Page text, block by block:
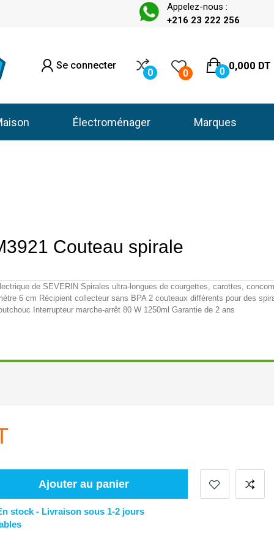
Appelez-nous :
+216 23 222 256
Se connecter
0 0
0,000 DT
0
Électroménager Marques
Couteau spirale
de SEVERIN Spirales ultra-longues de courgettes, carottes,
6 cm Récipient collecteur sans BPA 2 couteaux différents pour des
Interrupteur marche-arrêt 80 W 1250ml Garantie de 2 ans
Ajouter au panier
stock - Livraison sous 1-2 jours